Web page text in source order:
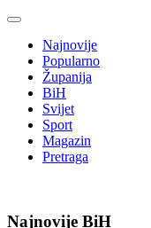
Najnovije
Popularno
Županija
BiH
Svijet
Sport
Magazin
Pretraga
Najnovije BiH